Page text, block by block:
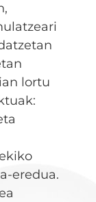
lortu
eredua.